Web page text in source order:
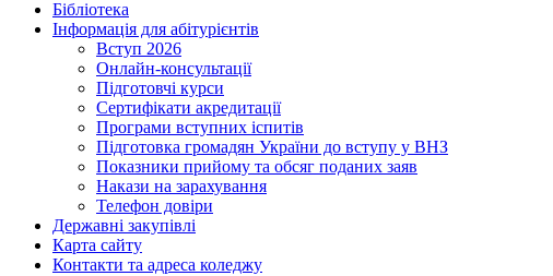
Бібліотека
Інформація для абітурієнтів
Вступ 2026
Онлайн-консультації
Підготовчі курси
Сертифікати акредитації
Програми вступних іспитів
Підготовка громадян України до вступу у ВНЗ
Показники прийому та обсяг поданих заяв
Накази на зарахування
Телефон довіри
Державні закупівлі
Карта сайту
Контакти та адреса коледжу